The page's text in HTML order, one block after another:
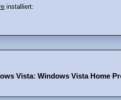
installiert:
Vista: Windows Vista Home